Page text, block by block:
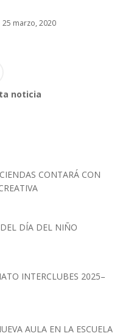
25 marzo, 2020
noticia
CONTARÁ CON
DÍA DEL NIÑO
INTERCLUBES 2025–
AULA EN LA ESCUELA